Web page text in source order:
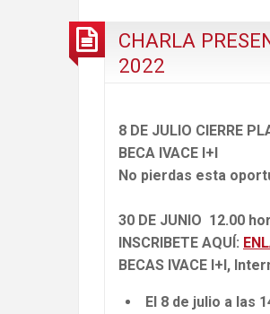
CHARLA
2022
8 DE JULIO CIERRE
BECA IVACE I+I
No pierdas esta
30 DE JUNIO 12.00
INSCRIBETE AQUÍ:
BECAS IVACE I+I,
El 8 de julio a las